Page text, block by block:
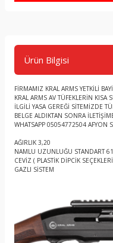
Ürün Bilgisi
FİRMAMIZ KRAL ARMS YETKİLİ
KRAL ARMS AV TÜFEKLERİN KISA
İLGİLİ YASA GEREĞİ SİTEMİZDE
BELGE ALDIKTAN SONRA
WHATSAPP 05054772504 AFYON
AĞIRLIK 3,20
NAMLU UZUNLUĞU STANDART
CEVİZ ( PLASTİK DİPCİK
GAZLI SİSTEM